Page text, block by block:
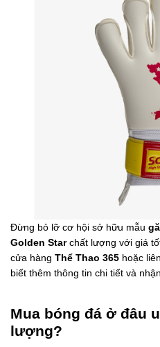
Đừng bỏ lỡ cơ hội sở hữu mẫu
Golden Starchất lượng với giá
cửa hàng Thể Thao 365 hoặc
biết thêm thông tin chi tiết và
Mua bóng đá ở đâu
lượng?